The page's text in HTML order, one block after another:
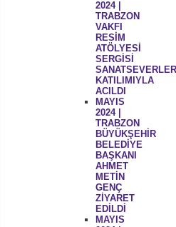
2024 |
TRABZON
VAKFI
RESİM
ATÖLYESİ
SERGİSİ
KATILIMIYLA
ACILDI
MAYIS
2024 |
TRABZON
BÜYÜKŞEHİR
BELEDİYE
BAŞKANI
AHMET
METİN
GENÇ
ZİYARET
EDİLDİ
MAYIS